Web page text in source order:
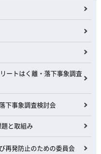
ートはく離・落下事象調査
下事象調査検討会
と取組み
再発防止のための委員会